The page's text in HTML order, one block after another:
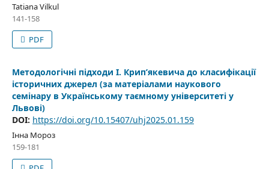
Tatiana Vilkul
141-158
PDF
Методологічні підходи І. Крип’якевича до класифікації
історичних джерел (за матеріалами наукового
семінару в Українському таємному університеті у
Львові)
DOI: https://doi.org/10.15407/uhj2025.01.159
Інна Мороз
159-181